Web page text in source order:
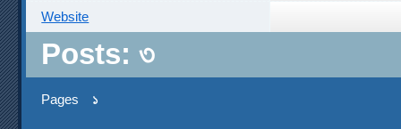
Website
Posts: ৩
Pages ১